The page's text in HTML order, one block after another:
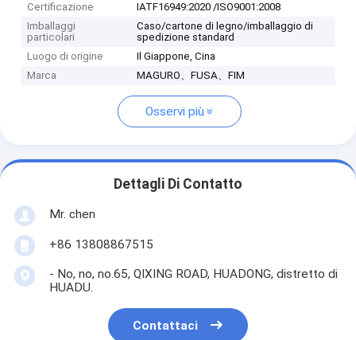
Certificazione
IATF16949:2020 /ISO9001:2008
Imballaggi
particolari
Caso/cartone di legno/imballaggio di
spedizione standard
Luogo di origine
Il Giappone, Cina
Marca
MAGURO、FUSA、FIM
Osservi più
Dettagli Di Contatto
Mr. chen
+86 13808867515
- No, no, no.65, QIXING ROAD, HUADONG, distretto di
HUADU.
Contattaci